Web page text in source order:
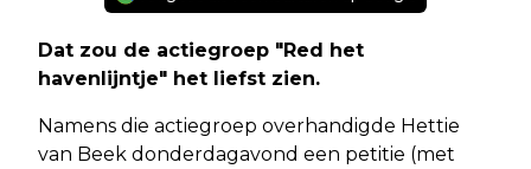
Dat zou de actiegroep "Red het
havenlijntje" het liefst zien.
Namens die actiegroep overhandigde Hettie
van Beek donderdagavond een petitie (met